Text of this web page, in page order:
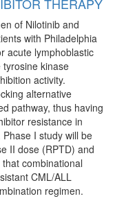
THERAPY
of Nilotinib and
with Philadelphia
acute lymphoblastic
kinase
activity.
alternative
pathway, thus having
resistance in
I study will be
II dose (RPTD) and
combinational
CML/ALL
regimen.